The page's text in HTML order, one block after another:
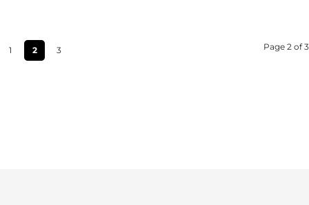
1 2 3 Page 2 of 3